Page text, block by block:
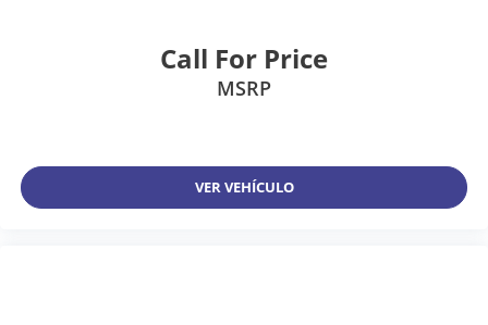
Call For Price
MSRP
VER VEHÍCULO